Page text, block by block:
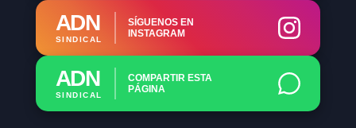
ADN
SINDICAL
SÍGUENOS EN
INSTAGRAM
ADN
SINDICAL
COMPARTIR ESTA
PÁGINA